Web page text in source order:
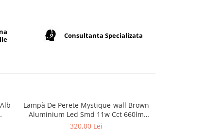
Consultanta Specializata
Lampă De Perete Mystique-wall Brown
Aluminium Led Smd 11w Cct 660lm
Ip20 100x79x500mm
320,00 Lei